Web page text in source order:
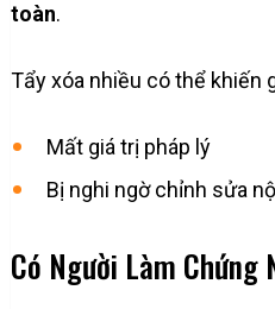
toàn.
Tẩy xóa nhiều có thể khiến
Mất giá trị pháp lý
Bị nghi ngờ chỉnh sửa
Có Người Làm Chứng